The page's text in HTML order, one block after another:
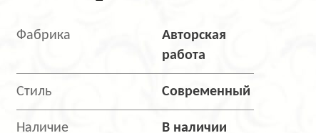
Фабрика
Авторская
работа
Стиль Современный
Наличие В наличии